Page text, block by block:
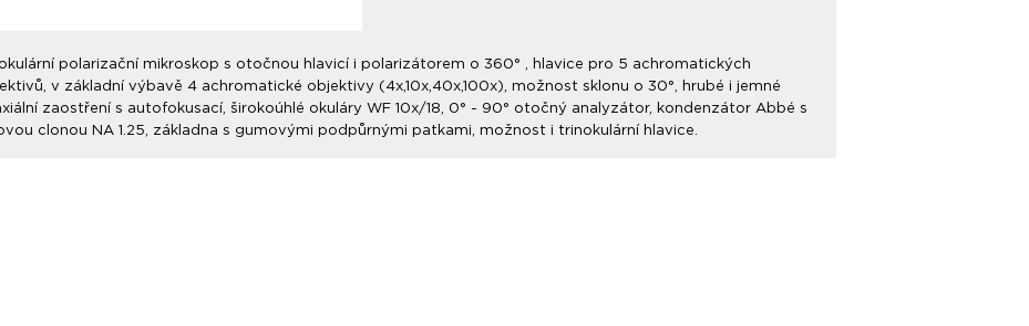
polarizační mikroskop s otočnou hlavicí i polarizátorem o 360° , hlavice pro 5 achromatických
v základní výbavě 4 achromatické objektivy (4x,10x,40x,100x), možnost sklonu o 30°, hrubé i jemné
zaostření s autofokusací, širokoúhlé okuláry WF 10x/18, 0° - 90° otočný analyzátor, kondenzátor Abbé s
clonou NA 1.25, základna s gumovými podpůrnými patkami, možnost i trinokulární hlavice.